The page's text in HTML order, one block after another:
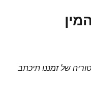
של זמננו תיכתב